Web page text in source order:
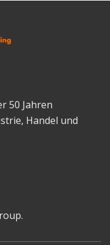
50 Jahren
Handel und